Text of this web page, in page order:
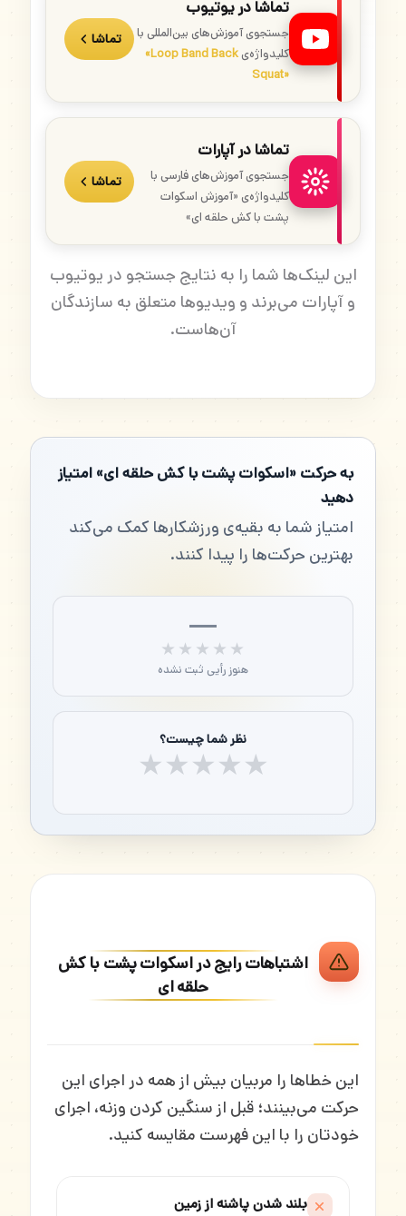
تماشا در یوتیوب
جستجوی آموزش‌های بین‌المللی با
کلیدواژه‌ی«Loop Band Back
Squat»
تماشا
تماشا در آپارات
جستجوی آموزش‌های فارسی با
کلیدواژه‌ی «آموزش اسکوات
پشت با کش حلقه ای»
تماشا
این لینک‌ها شما را به نتایج جستجو در یوتیوب
و آپارات می‌برند و ویدیوها متعلق به سازندگان
آن‌هاست.
به حرکت «اسکوات پشت با کش حلقه ای» امتیاز
دهید
امتیاز شما به بقیه‌ی ورزشکارها کمک می‌کند
بهترین حرکت‌ها را پیدا کنند.
—
★★★★★
هنوز رأیی ثبت نشده
نظر شما چیست؟
★★★★★
اشتباهات رایج در اسکوات پشت با کش
حلقه ای
این خطاها را مربیان بیش از همه در اجرای این
حرکت می‌بینند؛ قبل از سنگین کردن وزنه، اجرای
خودتان را با این فهرست مقایسه کنید.
بلند شدن پاشنه از زمین